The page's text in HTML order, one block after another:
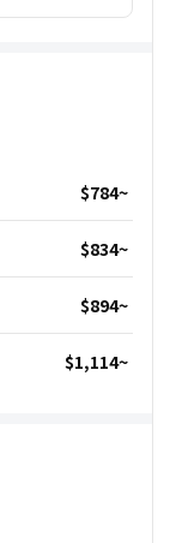
$784~
$834~
$894~
$1,114~